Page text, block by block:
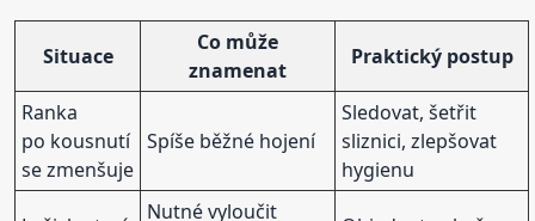
Situace
Co může
znamenat
Praktický postup
Ranka
po kousnutí
se zmenšuje
Spíše běžné hojení
Sledovat, šetřit
sliznici, zlepšovat
hygienu
Nutné vyloučit